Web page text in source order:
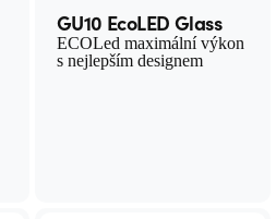
GU10 EcoLED Glass
ECOLed maximální výkon
s nejlepším designem